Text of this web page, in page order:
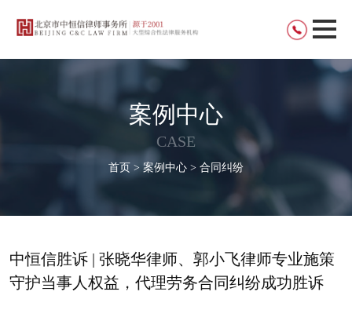
案例中心
CASE
首页 > 案例中心 > 合同纠纷
中恒信胜诉 | 张晓华律师、郭小飞律师专业施策
守护当事人权益，代理劳务合同纠纷成功胜诉